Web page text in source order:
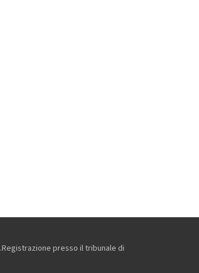
.Registrazione presso il tribunale di